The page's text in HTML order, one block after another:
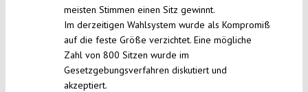
meisten Stimmen einen Sitz gewinnt.
Im derzeitigen Wahlsystem wurde als Kompromiß
auf die feste Größe verzichtet. Eine mögliche
Zahl von 800 Sitzen wurde im
Gesetzgebungsverfahren diskutiert und
akzeptiert.